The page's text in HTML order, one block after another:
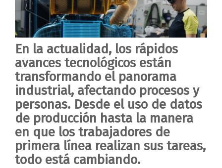
En la actualidad, los rápidos
avances tecnológicos están
transformando el panorama
industrial, afectando procesos y
personas. Desde el uso de datos
de producción hasta la manera
en que los trabajadores de
primera línea realizan sus tareas,
todo está cambiando.